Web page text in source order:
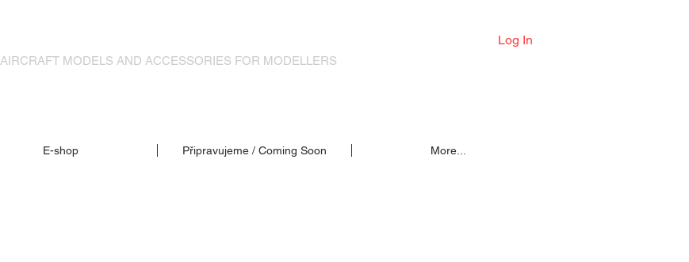
AIRCRAFT MODELS AND ACCESSORIES FOR MODELLERS
Log In
E-shop Připravujeme / Coming Soon More...